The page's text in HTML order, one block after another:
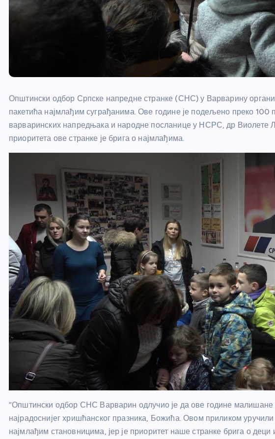
Општински одбор Српске напредне странке (СНС) у Варварину
пакетића најмлађим суграђанима. Ове године је подељено преко 100
варваринских напредњака и народне посланице у НСРС, др Виолете
приоритета ове странке је брига о најмлађима.
“Општински одбор СНС Варварин одлучио је да ове године малишане
најрадоснијег хришћанског празника, Божића. Овом приликом
најмлађим становницима, јер је приоритет наше странке брига о